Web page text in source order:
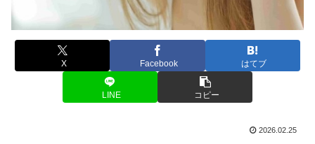
X Facebook はてブ
LINE コピー
2026.02.25